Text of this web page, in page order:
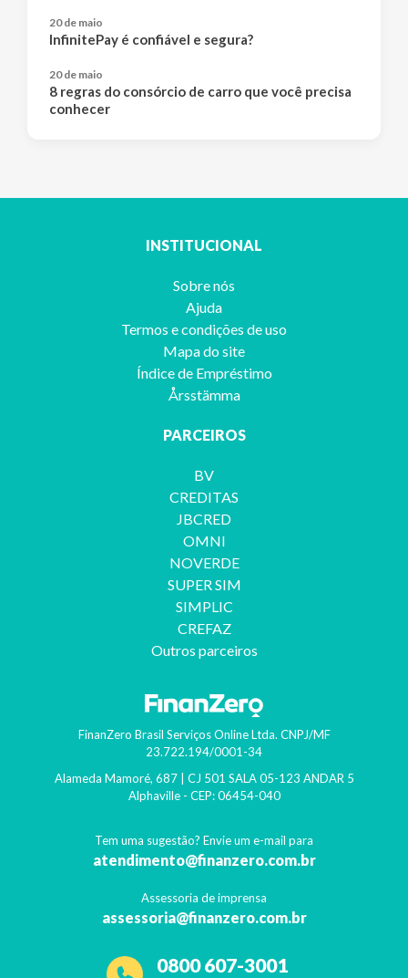
20 de maio
InfinitePay é confiável e segura?
20 de maio
8 regras do consórcio de carro que você precisa
conhecer
INSTITUCIONAL
Sobre nós
Ajuda
Termos e condições de uso
Mapa do site
Índice de Empréstimo
Årsstämma
PARCEIROS
BV
CREDITAS
JBCRED
OMNI
NOVERDE
SUPER SIM
SIMPLIC
CREFAZ
Outros parceiros
FinanZero Brasil Serviços Online Ltda. CNPJ/MF
23.722.194/0001-34
Alameda Mamoré, 687 | CJ 501 SALA 05-123 ANDAR 5
Alphaville- CEP: 06454-040
Tem uma sugestão? Envie um e-mail para
atendimento@finanzero.com.br
Assessoria de imprensa
assessoria@finanzero.com.br
0800 607-3001